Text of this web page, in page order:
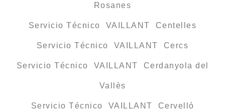
Rosanes
Servicio Técnico VAILLANT Centelles
Servicio Técnico VAILLANT Cercs
Servicio Técnico VAILLANT Cerdanyola del
Vallès
Servicio Técnico VAILLANT Cervelló